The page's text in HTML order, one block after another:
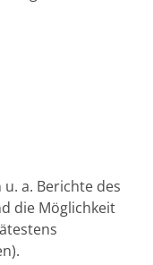
a. Berichte des
die Möglichkeit